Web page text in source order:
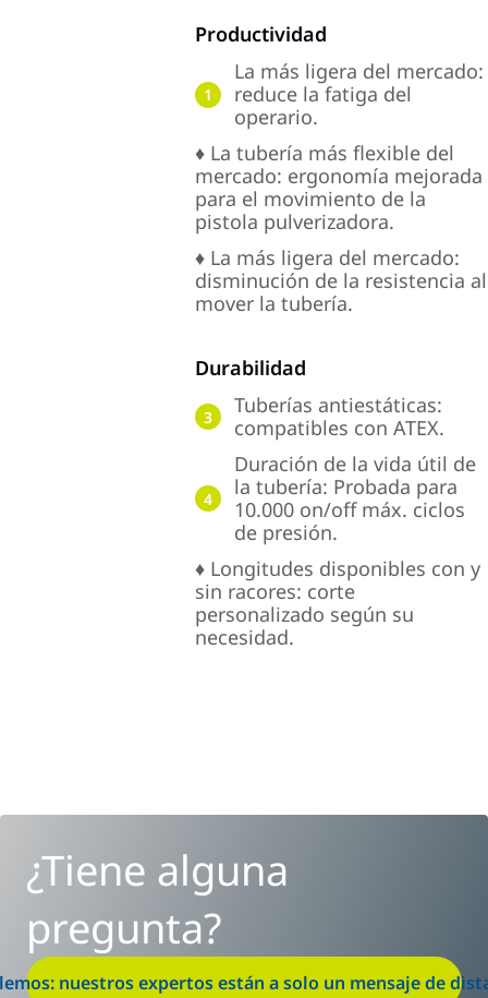
Productividad
1
La más ligera del mercado:
reduce la fatiga del
operario.
♦ La tubería más flexible del
mercado: ergonomía mejorada
para el movimiento de la
pistola pulverizadora.
♦ La más ligera del mercado:
disminución de la resistencia al
mover la tubería.
Durabilidad
3
Tuberías antiestáticas:
compatibles con ATEX.
4
Duración de la vida útil de
la tubería: Probada para
10.000 on/off máx. ciclos
de presión.
♦ Longitudes disponibles con y
sin racores: corte
personalizado según su
necesidad.
¿Tiene alguna
pregunta?
nuestros expertos están a solo un mensaje de